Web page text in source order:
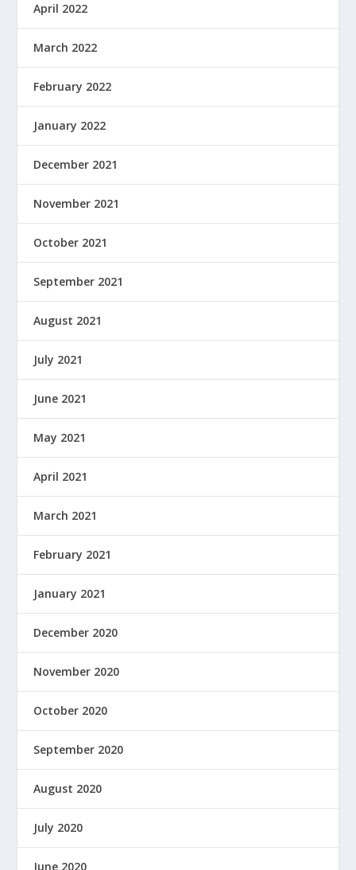
April 2022
March 2022
February 2022
January 2022
December 2021
November 2021
October 2021
September 2021
August 2021
July 2021
June 2021
May 2021
April 2021
March 2021
February 2021
January 2021
December 2020
November 2020
October 2020
September 2020
August 2020
July 2020
June 2020